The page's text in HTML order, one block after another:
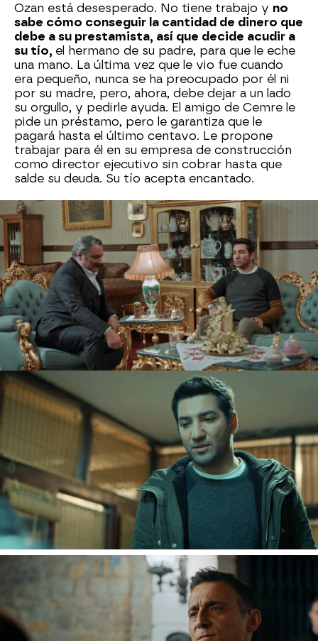
Ozan está desesperado. No tiene trabajo y no
sabe cómo conseguir la cantidad de dinero que
debe a su prestamista, así que decide acudir a
su tío, el hermano de su padre, para que le eche
una mano. La última vez que le vio fue cuando
era pequeño, nunca se ha preocupado por él ni
por su madre, pero, ahora, debe dejar a un lado
su orgullo, y pedirle ayuda. El amigo de Cemre le
pide un préstamo, pero le garantiza que le
pagará hasta el último centavo. Le propone
trabajar para él en su empresa de construcción
como director ejecutivo sin cobrar hasta que
salde su deuda. Su tío acepta encantado.
Ozan ya dispone del dinero para saldar su
deuda con el fiadory acude, con Ömer, a
entregárselo. El novio de Rüya, que sabe que su
amigo ha pasado un auténtico infierno para
conseguir el dinero, no puede evitar golpear al
hombre que ha estado amenazando a Ozan. Se
produce un forcejeo entre ellos y el prestamista
no acepta el dinero.Les asegura que, un
hombre, cuya identidad no revela, ya le ha
pagado.
Ozan sospecha que Çelebi está detrás de todo
esto
y acude a su casa para hablar con él. Está
convencido de que el marido de Cemre ha
comprado su deuda para poder así chantajearle.
Pero, el exalcalde de la ciudad asegura que él solo
lo hizo para que su mujer no se quedara en la calle
si, finalmente, el prestamista se apropiaba de su
vivienda.El amigo de Ömer se sorprende al ver
a Cemre en casa de su marido. No se imagina
que la prima de Rüya está allí porque su hija
Günes está enferma.
Ozan llega a casa abatido tras lo sucedido. No se
imaginaba que Çelebi fuera hacerse cargo de su
deuda y al ver a Cemre allí le ha entristecido. El
periodista
le cuenta a su madre que ya pagó la
deuda y que su tío le ha ofrecido un trabajo.